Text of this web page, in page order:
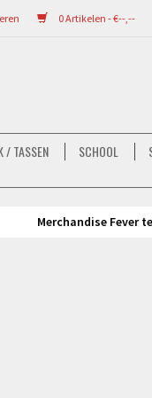
0 Artikelen - €--,--
/ TASSEN SCHOOL
Merchandise Fever